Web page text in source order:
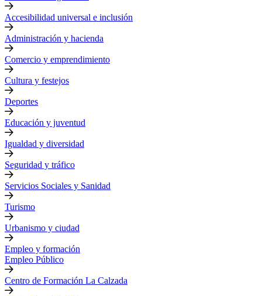
Accesibilidad universal e inclusión
Administración y hacienda
Comercio y emprendimiento
Cultura y festejos
Deportes
Educación y juventud
Igualdad y diversidad
Seguridad y tráfico
Servicios Sociales y Sanidad
Turismo
Urbanismo y ciudad
Empleo y formación
Empleo Público
Centro de Formación La Calzada